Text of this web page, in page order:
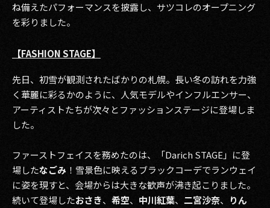
ね備えたパフォーマンスを披露し、サツコレのオープニング
を彩りました。
【FASHION STAGE】
先日、初雪が観測されたばかりの札幌。長い冬の訪れを力強
く華麗に彩るかのように、人気モデルやインフルエンサー、
アーティストたちが次々とファッションステージに登場しま
した。
ファーストフェイスを務めたのは、「Darich STAGE」に登
場したなごみ ！雪景色に映えるブラックコーデでランウェイ
に姿を現すと、会場からは大きな歓声が沸き起こりました。
続いて登場したおさき、 希空、 中川紅葉、 二宮沙奈、
りん